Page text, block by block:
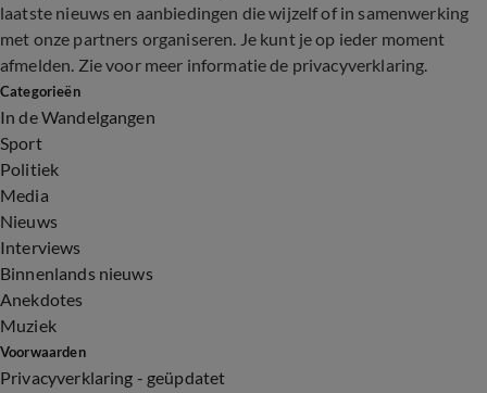
laatste nieuws en aanbiedingen die wijzelf of in samenwerking
met onze partners organiseren. Je kunt je op ieder moment
afmelden. Zie voor meer informatie de privacyverklaring.
Categorieën
In de Wandelgangen
Sport
Politiek
Media
Nieuws
Interviews
Binnenlands nieuws
Anekdotes
Muziek
Voorwaarden
Privacyverklaring - geüpdatet